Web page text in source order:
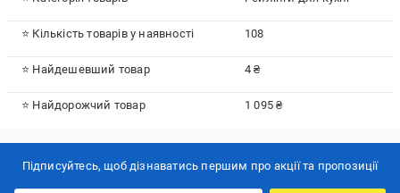
⭐ Кількість товарів у наявності 108
⭐ Найдешевший товар 4 ₴
⭐ Найдорожчий товар 1 095 ₴
Підписуйтесь, щоб дізнаватись першим про акції та пропозиції